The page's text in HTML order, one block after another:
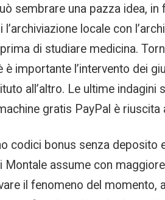
sembrare una pazza idea,
locale con
di studiare medicina.
importante l’intervento dei
all’altro. Le ultime
gratis PayPal è
codici bonus senza
assume con
il fenomeno del